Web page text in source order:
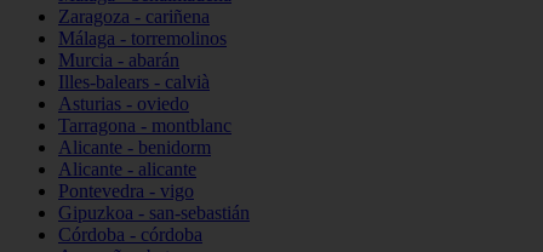
Zaragoza - cariñena
Málaga - torremolinos
Murcia - abarán
Illes-balears - calvià
Asturias - oviedo
Tarragona - montblanc
Alicante - benidorm
Alicante - alicante
Pontevedra - vigo
Gipuzkoa - san-sebastián
Córdoba - córdoba